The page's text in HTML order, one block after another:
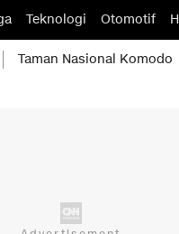
Teknologi Otomotif
Taman Nasional Komodo